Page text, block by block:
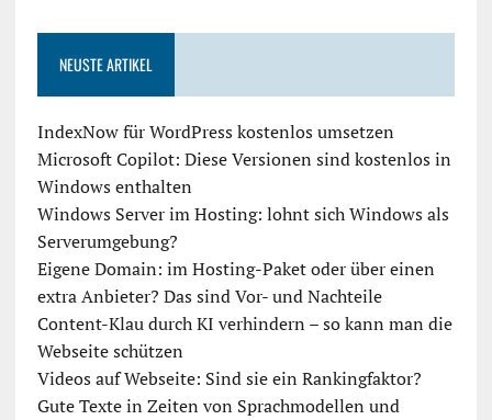
NEUSTE ARTIKEL
IndexNow für WordPress kostenlos umsetzen
Microsoft Copilot: Diese Versionen sind kostenlos in
Windows enthalten
Windows Server im Hosting: lohnt sich Windows als
Serverumgebung?
Eigene Domain: im Hosting-Paket oder über einen
extra Anbieter? Das sind Vor- und Nachteile
Content-Klau durch KI verhindern – so kann man die
Webseite schützen
Videos auf Webseite: Sind sie ein Rankingfaktor?
Gute Texte in Zeiten von Sprachmodellen und